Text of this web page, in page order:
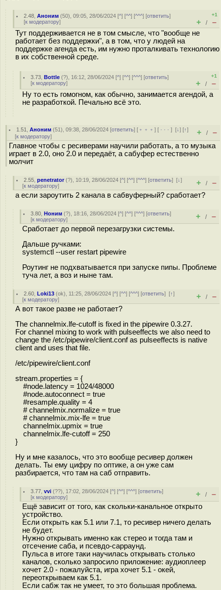
2.48 ,Аноним (50), 09:05, 28/06/2024 [^] [^^] [^^^] [ответить]
[к модератору]
+1
+ / –
Тут поддерживается не в том смысле, что "вообще не
работает без поддержки", а в том, что у людей на
поддержке агенда есть, им нужно проталкивать технологию
в их собственной среде.
3.73 ,Bottle (?), 16:12, 28/06/2024 [^] [^^] [^^^] [ответить]
[к модератору]
+1
+ / –
Ну то есть гомогном, как обычно, занимается агендой, а
не разработкой. Печально всё это.
1.51 ,Аноним (51), 09:38, 28/06/2024 [ответить] [ ﹢﹢﹢] [ · · ·][↓] [↑]
[к модератору] + / –
Главное чтобы с ресиверами научили работать, а то музыка
играет в 2.0, оно 2.0 и передаёт, а сабуфер естественно
молчит
2.55 ,penetrator(?), 10:19, 28/06/2024 [^] [^^] [^^^] [ответить][↓]
[к модератору] + / –
а если зароутить 2 канала в сабвуферный? сработает?
3.80 ,Ноним (?), 18:16, 28/06/2024 [^] [^^] [^^^] [ответить]
[к модератору] + / –
Сработает до первой перезагрузки системы.
Дальше ручками:
systemctl --user restart pipewire
Роутинг не подхватывается при запуске пипы. Проблеме
туча лет, а воз и ныне там.
2.60 ,Loki13 (ok), 11:25, 28/06/2024 [^] [^^] [^^^] [ответить][↑]
[к модератору] + / –
А вот такое разве не работает?
The channelmix.lfe-cutoff is fixed in the pipewire 0.3.27.
For channel mixing to work with pulseeffects we also need to
change the /etc/pipewire/client.conf as pulseeffects is native
client and uses that file.
/etc/pipewire/client.conf
stream.properties = {
#node.latency = 1024/48000
#node.autoconnect = true
#resample.quality = 4
# channelmix.normalize = true
# channelmix.mix-lfe = true
channelmix.upmix = true
channelmix.lfe-cutoff = 250
}
Ну и мне казалось, что это вообще ресивер должен
делать. Ты ему цифру по оптике, а он уже сам
разбирается, что там на саб отправить.
3.77 ,vvi (??), 17:02, 28/06/2024 [^] [^^] [^^^] [ответить]
[к модератору] + / –
Ещё зависит от того, как скольки-канальное открыто
устройство.
Если открыть как 5.1 или 7.1, то ресивер ничего делать
не будет.
Нужно открывать именно как стерео и тогда там и
отсечение саба, и псевдо-сарраунд.
Пульса в итоге таки научилась открывать столько
каналов, сколько запросило приложение: аудиоплеер
хочет 2.0 - пожалуйста, игра хочет 5.1 - окей,
переоткрываем как 5.1.
Если сабж так не умеет, то это большая проблема.